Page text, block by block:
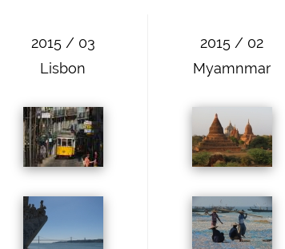
2015 / 03
Lisbon
2015 / 02
Myamnmar